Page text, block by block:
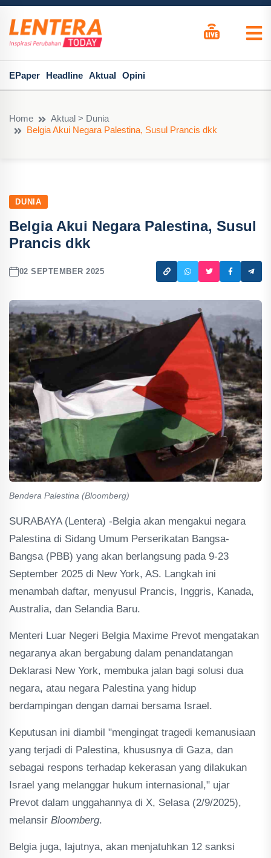
EPaper Headline Aktual Opini
Home
Aktual > Dunia
Belgia Akui Negara Palestina, Susul Prancis dkk
DUNIA
Belgia Akui Negara Palestina, Susul
Prancis dkk
02 SEPTEMBER 2025
Bendera Palestina (Bloomberg)
SURABAYA (Lentera) -Belgia akan mengakui negara
Palestina di Sidang Umum Perserikatan Bangsa-
Bangsa (PBB) yang akan berlangsung pada 9-23
September 2025 di New York, AS. Langkah ini
menambah daftar, menyusul Prancis, Inggris, Kanada,
Australia, dan Selandia Baru.
Menteri Luar Negeri Belgia Maxime Prevot mengatakan
negaranya akan bergabung dalam penandatangan
Deklarasi New York, membuka jalan bagi solusi dua
negara, atau negara Palestina yang hidup
berdampingan dengan damai bersama Israel.
Keputusan ini diambil "mengingat tragedi kemanusiaan
yang terjadi di Palestina, khususnya di Gaza, dan
sebagai respons terhadap kekerasan yang dilakukan
Israel yang melanggar hukum internasional," ujar
Prevot dalam unggahannya di X, Selasa (2/9/2025),
melansir Bloomberg.
Belgia juga, lajutnya, akan menjatuhkan 12 sanksi